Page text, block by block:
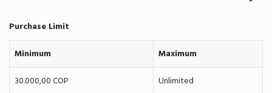
Purchase Limit
Minimum
Maximum
30.000,00 COP
Unlimited